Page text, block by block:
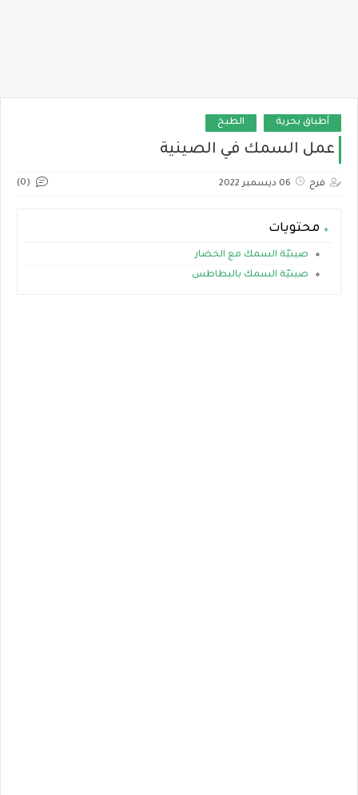
أطباق بحرية الطبخ
عمل السمك في الصينية
فرح 06 ديسمبر 2022 (0)
محتويات
صينيّة السمك مع الخضار
صينيّة السمك بالبطاطس